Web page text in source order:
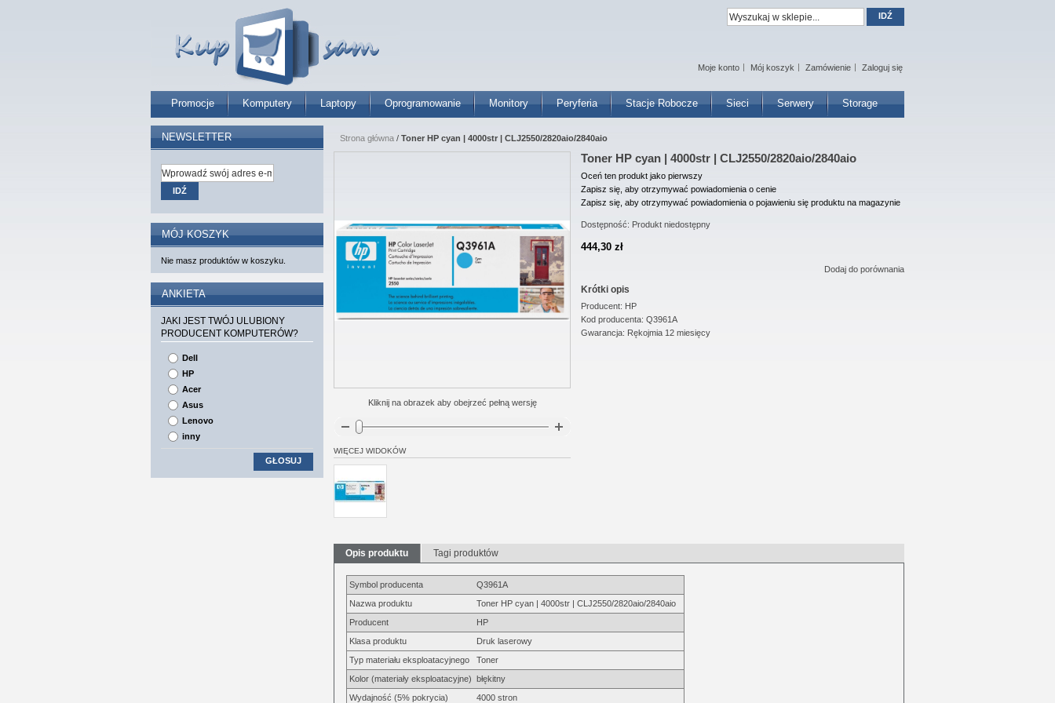
Promocje Komputery Laptopy Oprogramowanie Monitory Peryferia Stacje Robocze Sieci Serwery Storage
Moje konto Mój koszyk Zamówienie Zaloguj się
IDŹ
Strona główna / Toner HP cyan | 4000str | CLJ2550/2820aio/2840aio
Toner HP cyan | 4000str | CLJ2550/2820aio/2840aio
Oceń ten produkt jako pierwszy
Zapisz się, aby otrzymywać powiadomienia o cenie
Zapisz się, aby otrzymywać powiadomienia o pojawieniu się produktu na magazynie
Dostępność: Produkt niedostępny
444,30 zł
Dodaj do porównania
Krótki opis
Producent: HP
Kod producenta: Q3961A
Gwarancja: Rękojmia 12 miesięcy
Kliknij na obrazek aby obejrzeć pełną wersję
WIĘCEJ WIDOKÓW
Opis produktu Tagi produktów
Symbol producenta
Q3961A
Nazwa produktu
Toner HP cyan | 4000str | CLJ2550/2820aio/2840aio
Producent
HP
Klasa produktu
Druk laserowy
Typ materiału eksploatacyjnego
Toner
Kolor (materiały eksploatacyjne) błękitny
Wydajność (5% pokrycia)
4000 stron
NEWSLETTER
IDŹ
MÓJ KOSZYK
Nie masz produktów w koszyku.
ANKIETA
JAKI JEST TWÓJ ULUBIONY
PRODUCENT KOMPUTERÓW?
Dell
HP
Acer
Asus
Lenovo
inny
GŁOSUJ